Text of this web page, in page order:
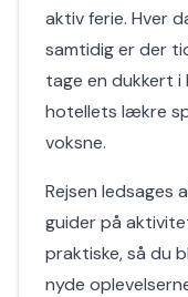
aktiv ferie. Hver
samtidig er der
tage en dukkert i
hotellets lækre
voksne.
Rejsen ledsages
guider på
praktiske, så du
nyde